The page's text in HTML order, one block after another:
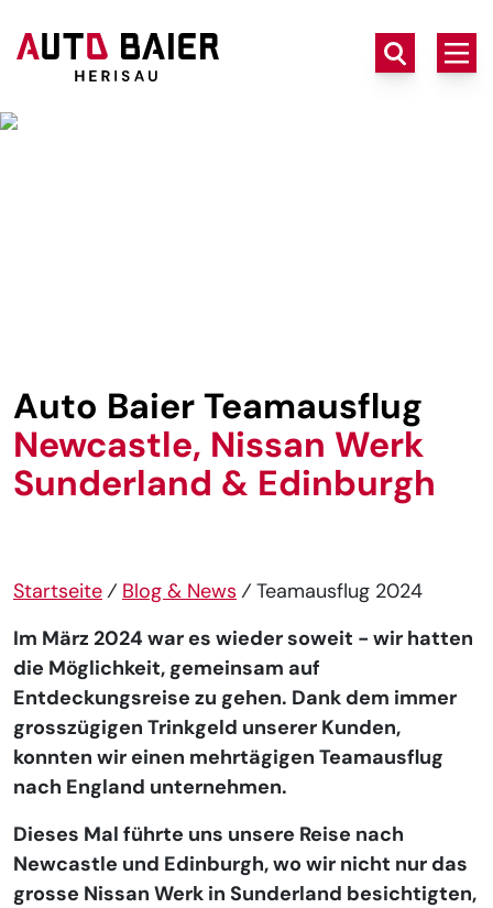
Auto Baier Teamausflug
Newcastle, Nissan Werk
Sunderland & Edinburgh
Startseite⁄ Blog & News ⁄Teamausflug 2024
Im März 2024 war es wieder soweit - wir hatten
die Möglichkeit, gemeinsam auf
Entdeckungsreise zu gehen. Dank dem immer
grosszügigen Trinkgeld unserer Kunden,
konnten wir einen mehrtägigen Teamausflug
nach England unternehmen.
Dieses Mal führte uns unsere Reise nach
Newcastle und Edinburgh, wo wir nicht nur das
grosse Nissan Werk in Sunderland besichtigten,